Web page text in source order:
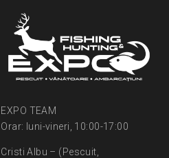
EXPO TEAM
Orar: luni-vineri, 10:00-17:00
Cristi Albu – (Pescuit,